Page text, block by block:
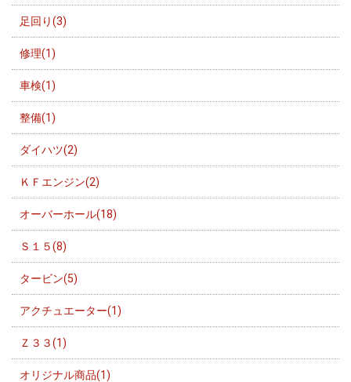
足回り(3)
修理(1)
車検(1)
整備(1)
ダイハツ(2)
ＫＦエンジン(2)
オーバーホール(18)
Ｓ１５(8)
タービン(5)
アクチュエーター(1)
Ｚ３３(1)
オリジナル商品(1)